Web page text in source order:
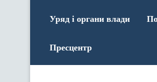
Уряд і органи влади
Пресцентр